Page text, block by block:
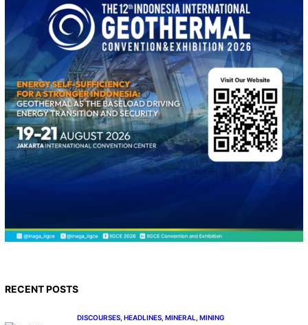
RECENT POSTS
DISCOURSES, HEADLINES, MINERAL MINING